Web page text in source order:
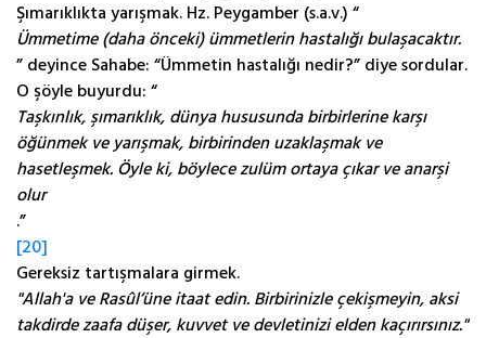
Şımarıklıkta yarışmak. Hz. Peygamber (s.a.v.) “
Ümmetime (daha önceki) ümmetlerin hastalığı bulaşacaktır.
” deyince Sahabe: “Ümmetin hastalığı nedir?” diye sordular.
O şöyle buyurdu: “
Taşkınlık, şımarıklık, dünya hususunda birbirlerine karşı
öğünmek ve yarışmak, birbirinden uzaklaşmak ve
hasetleşmek. Öyle ki, böylece zulüm ortaya çıkar ve anarşi
olur
.”
[20]
Gereksiz tartışmalara girmek.
"Allah'a ve Rasûl’üne itaat edin. Birbirinizle çekişmeyin, aksi
takdirde zaafa düşer, kuvvet ve devletinizi elden kaçırırsınız."